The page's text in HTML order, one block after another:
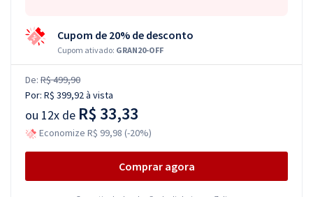
Cupom de 20% de desconto
Cupom ativado: GRAN20-OFF
De: R$ 499,90
Por: R$ 399,92à vista
ou 12x de R$ 33,33
Economize R$ 99,98 (-20%)
Comprar agora